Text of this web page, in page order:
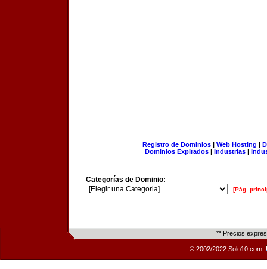
Registro de Dominios| Web Hosting |
Dominios Expirados | Industrias |
Categorías de Dominio:
[Pág.
** Precios
© 2002/2022 Solo10.com